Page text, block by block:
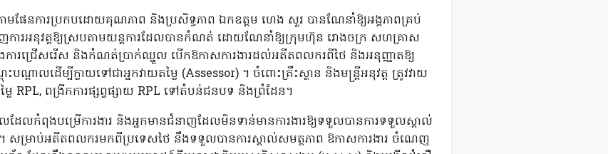
មផែនការប្រកបដោយគុណភាព និងប្រសិទ្ធភាព ឯកឧត្តម ហេង សួរ បានណែនាំឱ្យអង្គភាពគ្រប់
ញការអនុវត្តឱ្យស្របតាមយន្តការដែលបានកំណត់ ដោយណែនាំឱ្យក្រុមហ៊ុន រោងចក្រ សហគ្រាស
ការជ្រើសរើស និងកំណត់ប្រាក់ឈ្នួល បើកឱកាសការងារដល់អតីតពលករពីថៃ និងអនុញ្ញាតឱ្យ
ណ្តាលដើម្បីក្លាយទៅជាអ្នកវាយតម្លៃ (Assessor) ។ ចំពោះគ្រឹះស្ថាន និងមន្ត្រីអនុវត្ត ត្រូវវាយ
ម្លៃ RPL, ពង្រីកការផ្សព្វផ្សាយ RPL ទៅតំបន់ជនបទ និងព្រំដែន។
លដែលកំពុងបម្រើការងារ និងអ្នកមានជំនាញដែលមិនទាន់មានការងារឱ្យទទួលបានការទទួលស្គាល់
សម្រាប់អតីតពលករមកពីប្រទេសថៃ នឹងទទួលបានការស្គាល់សមត្ថភាព ឱកាសការងារ ចំណេញ